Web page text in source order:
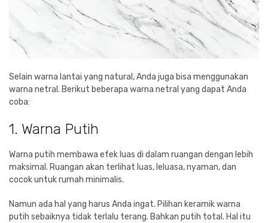
Selain warna lantai yang natural, Anda juga bisa menggunakan
warna netral. Berikut beberapa warna netral yang dapat Anda
coba:
1. Warna Putih
Warna putih membawa efek luas di dalam ruangan dengan lebih
maksimal. Ruangan akan terlihat luas, leluasa, nyaman, dan
cocok untuk rumah minimalis.
Namun ada hal yang harus Anda ingat. Pilihan keramik warna
putih sebaiknya tidak terlalu terang. Bahkan putih total. Hal itu